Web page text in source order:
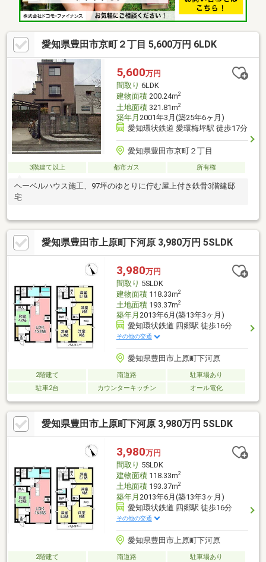
愛知県豊田市京町２丁目 5,600万円 6LDK
5,600万円
間取り 6LDK
建物面積200.24m2
土地面積321.81m2
築年月 2001年3月(築25年6ヶ月)
愛知環状鉄道 愛環梅坪駅 徒歩17分
愛知県豊田市京町２丁目
3階建て以上 都市ガス 所有権
ヘーベルハウス施工、97坪のゆとりに佇む屋上付き鉄骨3階建邸
宅
愛知県豊田市上原町下河原 3,980万円 5SLDK
3,980万円
間取り 5SLDK
建物面積118.33m2
土地面積193.37m2
築年月 2013年6月(築13年3ヶ月)
愛知環状鉄道 四郷駅 徒歩16分
その他の交通
愛知県豊田市上原町下河原
2階建て 南道路
駐車場あり
駐車2台
カウンターキッチン オール電化
愛知県豊田市上原町下河原 3,980万円 5SLDK
3,980万円
間取り 5SLDK
建物面積118.33m2
土地面積193.37m2
築年月 2013年6月(築13年3ヶ月)
愛知環状鉄道 四郷駅 徒歩16分
その他の交通
愛知県豊田市上原町下河原
2階建て 南道路
駐車場あり